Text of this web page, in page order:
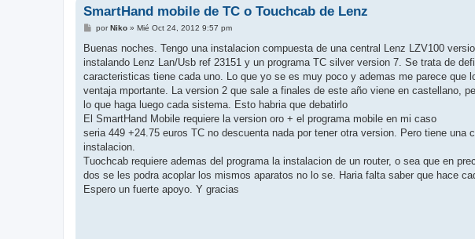
SmartHand mobile de TC o Touchcab de Lenz
M
n
a
j
porNiko» Mié Oct 24, 2012 9:57 pm
Buenas noches. Tengo una instalacion compuesta de una central Lenz LZV100
instalando Lenz Lan/Usb ref 23151 y un programa TC silver version 7. Se trata de
caracteristicas tiene cada uno. Lo que yo se es muy poco y ademas me parece que
ventaja mportante. La version 2 que sale a finales de este año viene en castellano,
lo que haga luego cada sistema. Esto habria que debatirlo
El SmartHand Mobile requiere la version oro + el programa mobile en mi caso
seria 449 +24.75 euros TC no descuenta nada por tener otra version. Pero tiene una
instalacion.
Tuochcab requiere ademas del programa la instalacion de un router, o sea que en
dos se les podra acoplar los mismos aparatos no lo se. Haria falta saber que hace
Espero un fuerte apoyo. Y gracias